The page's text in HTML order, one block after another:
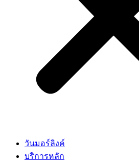
วันมอร์ลิงค์
บริการหลัก